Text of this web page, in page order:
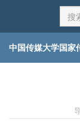
中国传媒大学国家